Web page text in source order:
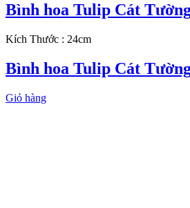
Bình hoa Tulip Cát
Kích Thước : 24cm
Bình hoa Tulip Cát
Giỏ hàng